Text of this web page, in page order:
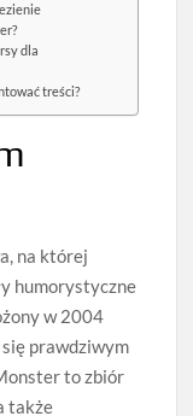
dla
treści?
na której
humorystyczne
w 2004
prawdziwym
to zbiór
także